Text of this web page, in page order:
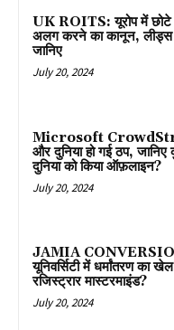
UK ROITS: यूरोप में छोटे
अलग करने का कानून, लीड्स
जानिए
July 20, 2024
Microsoft
और दुनिया हो गई ठप,
दुनिया को किया ऑफ़लाइन?
July 20, 2024
JAMIA
यूनिवर्सिटी में धर्मांतरण का
रजिस्ट्रार मास्टरमाइंड?
July 20, 2024